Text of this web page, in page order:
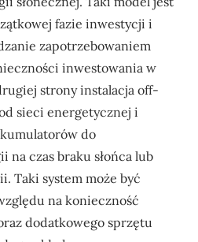
fazie inwestycji i
zapotrzebowaniem
inwestowania w
strony instalacja off-
sieci energetycznej i
do
czas braku słońca lub
Taki system może być
na konieczność
dodatkowego sprzętu